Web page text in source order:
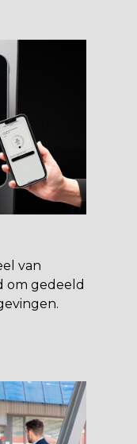
van
om gedeeld